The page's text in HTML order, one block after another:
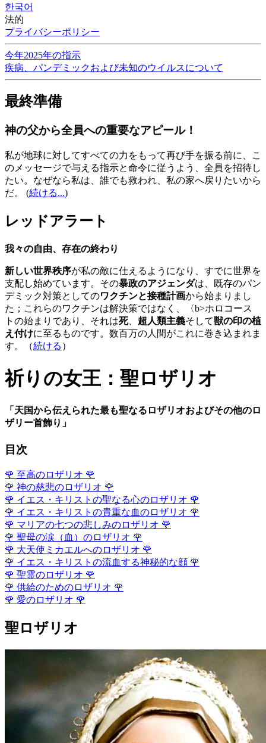
한국어
法的
プライバシーポリシー
今年2025年の指示
疾病、パンデミックおよび未知のウイルスについて
最終準備
神の父から全員への重要なアピール！
私が地球に対してすべての力をもって再び手を振る前に、こ
のメッセージで与える指示と命令に従うよう、全員を招待し
たい。なぜなら私は、誰でも救われ、私の家へ戻りたいから
だ。
(続ける...)
レッドアラート
我々の自由、存在の終わり
新しい世界秩序が私の敵に仕えるようになり、すでに世界を
支配し始めています。その暴政のアジェンダは、既存のパン
デミック対策としてのワクチンと接種計画から始まりまし
た；これらのワクチンは解決策ではなく、〈b>ホロコース
トの始まりであり、それは死、 超人類主義そして獣の印の植
え付けに至るものです。数百万の人間がこれに巻き込まれま
す。（続ける ）
祈りの女王：聖ロザリオ
「天国から伝えられた最も聖なるロザリオおよびその他のロ
ザリー首飾り」
目次
🌹 至高のロザリオ 🌹
🌹 神の慈悲のロザリオ 🌹
🌹 イエス・キリストの聖なる心のロザリオ 🌹
🌹 イエス・キリストの貴重な血のロザリオ 🌹
🌹 マリアの七つの悲しみのロザリオ 🌹
🌹 聖母の涙（血）のロザリオ 🌹
🌹 大天使ミカエルへのロザリオ 🌹
🌹 イエス・キリストの流血する神秘的な顔 🌹
🌹 聖霊のロザリオ 🌹
🌹 供給のためのロザリオ 🌹
🌹 愛のロザリオ 🌹
聖ロザリオ